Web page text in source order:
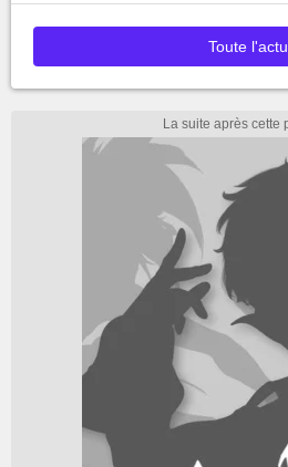
Toute l'actu